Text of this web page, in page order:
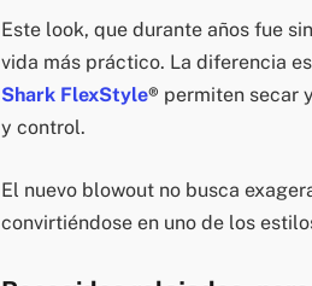
Este look, que durante años fue
vida más práctico. La diferencia
Shark FlexStyle® permiten secar
y control.
El nuevo blowout no busca
convirtiéndose en uno de los